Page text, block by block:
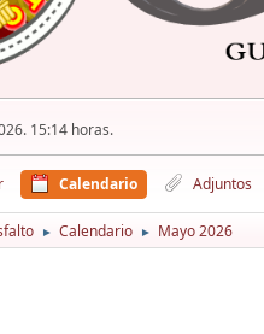
15:14 horas.
Calendario Adjuntos
► Calendario ► Mayo 2026